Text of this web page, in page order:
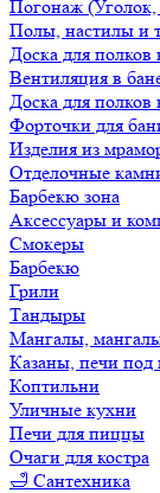
Погонаж (Уголок,
Полы, настилы и
Доска для
Вентиляция в
Доска для
Форточки для
Изделия из
Отделочные
Барбекю зона
Аксессуары и
Смокеры
Барбекю
Грили
Тандыры
Мангалы,
Казаны, печи под
Коптильни
Уличные кухни
Печи для пиццы
Очаги для костра
🛁 Сантехника